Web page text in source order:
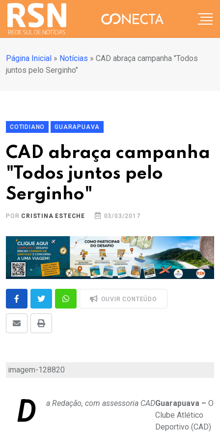
Página Inicial » Notícias » CAD abraça campanha "Todos
juntos pelo Serginho"
COTIDIANO GUARAPUAVA
CAD abraça campanha
"Todos juntos pelo
Serginho"
POR CRISTINA ESTECHE 03/03/2017
OUVIR CONTEÚDO
imagem-128820
D a Redação, com assessoria CADGuarapuava – O
Clube Atlético
Deportivo (CAD)